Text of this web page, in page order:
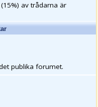
av trådarna är
publika forumet.